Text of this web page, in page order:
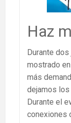
Haz
Durante
mostrado
más
dejamos
Durante el
conexiones